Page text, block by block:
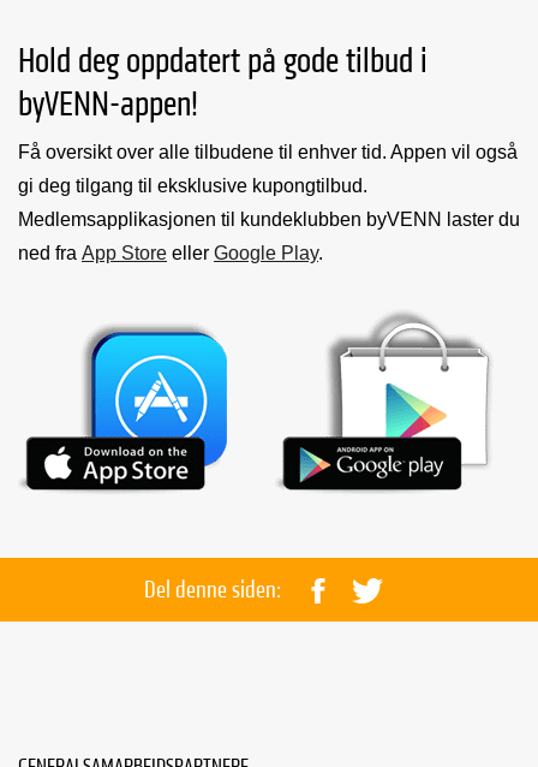
Hold deg oppdatert på gode tilbud i
byVENN-appen!
Få oversikt over alle tilbudene til enhver tid. Appen vil også
gi deg tilgang til eksklusive kupongtilbud.
Medlemsapplikasjonen til kundeklubben byVENN laster du
ned fra App Store eller Google Play.
Del denne siden: